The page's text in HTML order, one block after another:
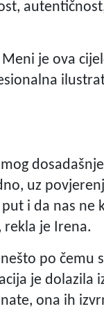
je ova
uz
i da nas ne
je Irena.
po čemu
je dolazila
ona ih